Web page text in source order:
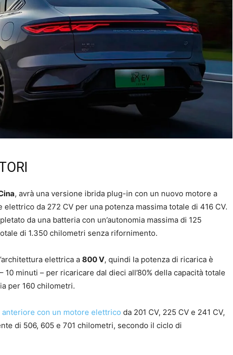
, avrà una versione ibrida plug-in con un nuovo motore a
elettrico da 272 CV per una potenza massima totale di 416 CV.
da una batteria con un’autonomia massima di 125
di 1.350 chilometri senza rifornimento.
elettrica a 800 V, quindi la potenza di ricarica è
minuti – per ricaricare dal dieci all’80% della capacità totale
per 160 chilometri.
con un motore elettrico da 201 CV, 225 CV e 241 CV,
di 506, 605 e 701 chilometri, secondo il ciclo di